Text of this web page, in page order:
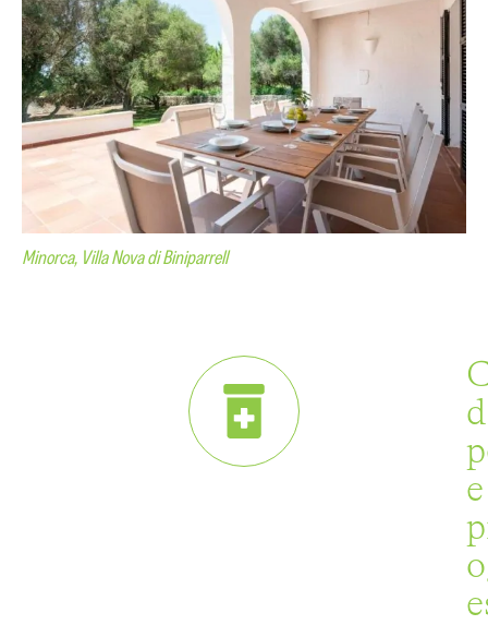
Minorca, Villa Nova di Biniparrell
e